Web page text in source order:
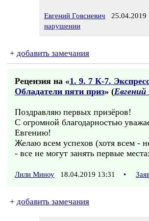
Евгений Говсиевич 25.04.2019
нарушении
+ добавить замечания
Рецензия на «1. 9. 7 К-7.
Обладатели пяти приз» (Евгений
Поздравляю первых призёров!
С огромной благодарностью
Евгению!
Желаю всем успехов (хотя всем -
- все не могут занять первые
Лили Миноу 18.04.2019 13:31 •
+ добавить замечания